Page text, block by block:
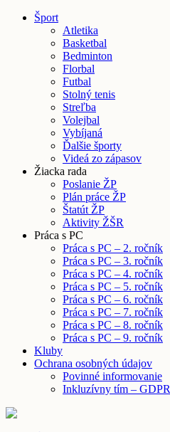
Šport
Atletika
Basketbal
Bedminton
Florbal
Futbal
Stolný tenis
Streľba
Volejbal
Vybíjaná
Ďalšie športy
Videá zo zápasov
Žiacka rada
Poslanie ŽP
Plán práce ŽP
Štatút ŽP
Aktivity ŽŠR
Práca s PC
Práca s PC – 2. ročník
Práca s PC – 3. ročník
Práca s PC – 4. ročník
Práca s PC – 5. ročník
Práca s PC – 6. ročník
Práca s PC – 7. ročník
Práca s PC – 8. ročník
Práca s PC – 9. ročník
Kluby
Ochrana osobných údajov
Povinné informovanie
Inkluzívny tím – GDPR